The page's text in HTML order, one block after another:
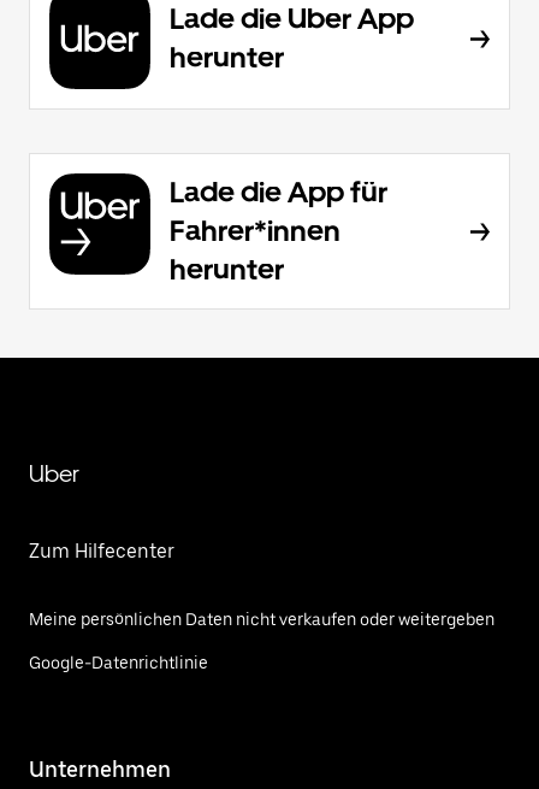
Lade die Uber App
herunter
Lade die App für
Fahrer*innen
herunter
Uber
Zum Hilfecenter
Meine persönlichen Daten nicht verkaufen oder weitergeben
Google-Datenrichtlinie
Unternehmen